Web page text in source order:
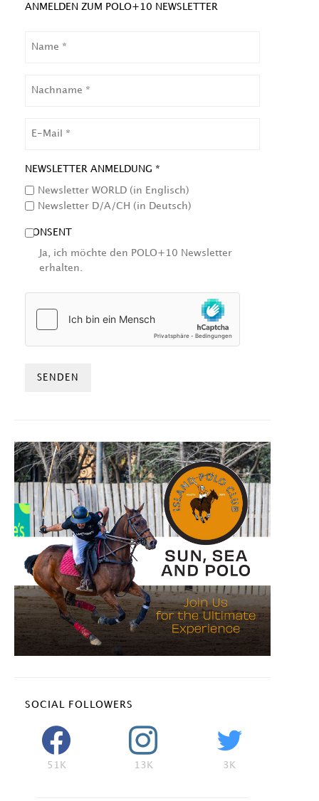
ANMELDEN ZUM POLO+10 NEWSLETTER
NEWSLETTER ANMELDUNG *
Newsletter WORLD (in Englisch)
Newsletter D/A/CH (in Deutsch)
CONSENT
Ja, ich möchte den POLO+10 Newsletter
erhalten.
SOCIAL FOLLOWERS
51K 13K 3K